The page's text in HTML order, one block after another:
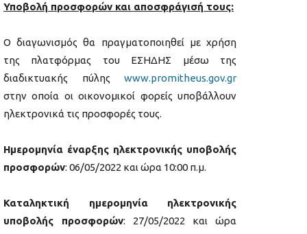
Υποβολή προσφορών και αποσφράγισή τους:
Ο διαγωνισμός θα πραγματοποιηθεί με χρήση
της πλατφόρμας του ΕΣΗΔΗΣ μέσω της
διαδικτυακής πύλης www.promitheus.gov.gr
στην οποία οι οικονομικοί φορείς υποβάλλουν
ηλεκτρονικά τις προσφορές τους.
Ημερομηνία έναρξης ηλεκτρονικής υποβολής
προσφορών: 06/05/2022 και ώρα 10:00 π.μ.
Καταληκτική ημερομηνία ηλεκτρονικής
υποβολής προσφορών: 27/05/2022 και ώρα